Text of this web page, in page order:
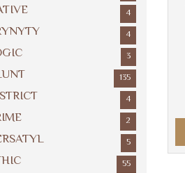
4
4
3
135
4
2
5
55